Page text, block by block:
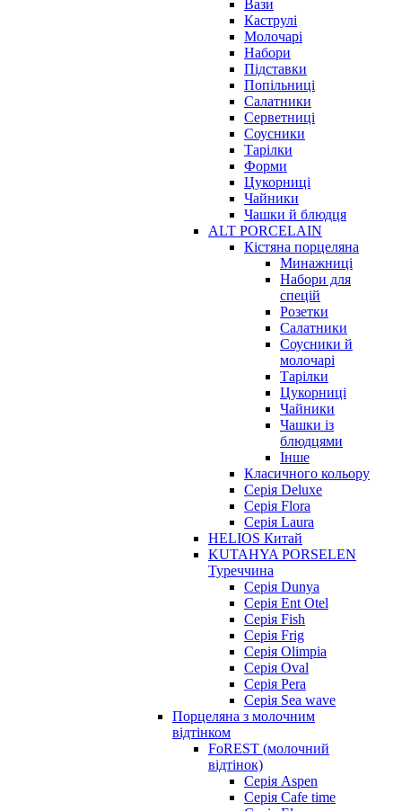
Вази
Каструлі
Молочарі
Набори
Підставки
Попільниці
Салатники
Серветниці
Соусники
Тарілки
Форми
Цукорниці
Чайники
Чашки й блюдця
ALT PORCELAIN
Кістяна порцеляна
Минажниці
Набори для
спецій
Розетки
Салатники
Соусники й
молочарі
Тарілки
Цукорниці
Чайники
Чашки із
блюдцями
Інше
Класичного кольору
Серія Deluxe
Серія Flora
Серія Laura
HELIOS Китай
KUTAHYA PORSELEN
Туреччина
Серія Dunya
Серія Ent Otel
Серія Fish
Серія Frig
Серія Olimpia
Серія Oval
Серія Pera
Серія Sea wave
Порцеляна з молочним
відтінком
FoREST (молочний
відтінок)
Серія Aspen
Серія Cafe time